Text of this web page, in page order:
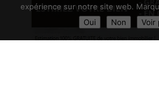
expérience sur notre site web.
Oui
Non Voir